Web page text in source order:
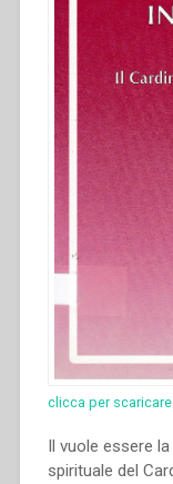
clicca per
Il vuole essere
spirituale del